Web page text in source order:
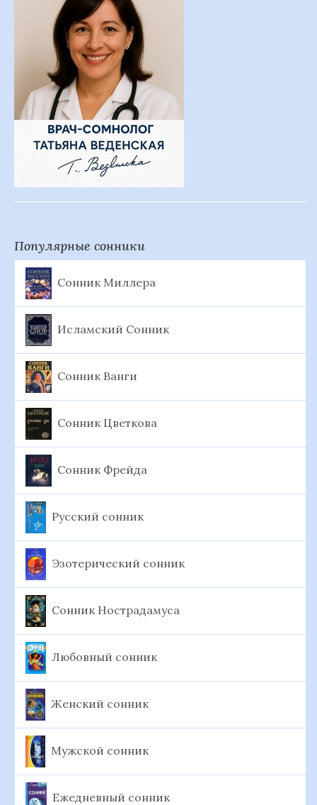
Популярные сонники
Сонник Миллера
Исламский Сонник
Сонник Ванги
Сонник Цветкова
Сонник Фрейда
Русский сонник
Эзотерический сонник
Сонник Нострадамуса
Любовный сонник
Женский сонник
Мужской сонник
Ежедневный сонник